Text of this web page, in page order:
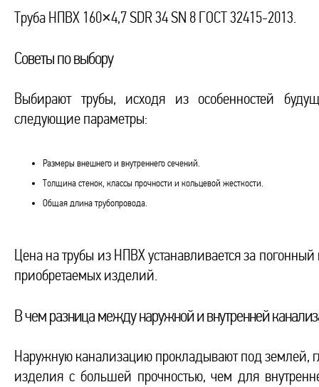
Труба НПВХ 160×4,7 SDR 34 SN 8 ГОСТ 32415-2013.
Советы по выбору
Выбирают трубы, исходя из особенностей
следующие параметры:
Размеры внешнего и внутреннего сечений.
Толщина стенок, классы прочности и кольцевой жесткости.
Общая длина трубопровода.
Цена на трубы из НПВХ устанавливается за
приобретаемых изделий.
В чем разница между наружной и внутренней
Наружную канализацию прокладывают под землей,
изделия с большей прочностью, чем для